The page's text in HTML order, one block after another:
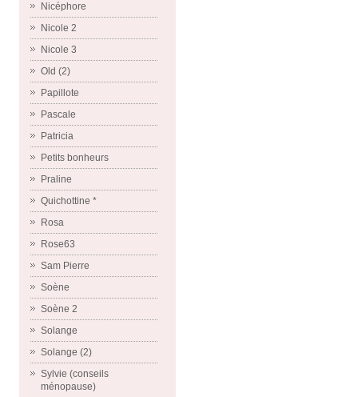
Nicéphore
Nicole 2
Nicole 3
Old (2)
Papillote
Pascale
Patricia
Petits bonheurs
Praline
Quichottine *
Rosa
Rose63
Sam Pierre
Soène
Soène 2
Solange
Solange (2)
Sylvie (conseils
ménopause)